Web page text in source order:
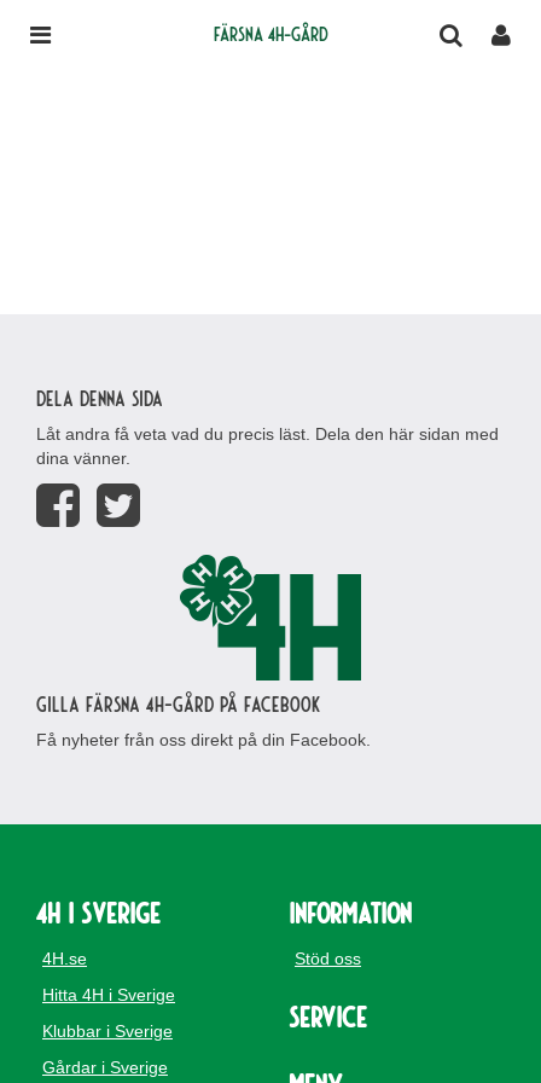
Färsna 4H-gård
Dela denna sida
Låt andra få veta vad du precis läst. Dela den här sidan med
dina vänner.
Gilla Färsna 4H-gård på Facebook
Få nyheter från oss direkt på din Facebook.
4H i Sverige
4H.se
Hitta 4H i Sverige
Klubbar i Sverige
Gårdar i Sverige
Information
Stöd oss
Service